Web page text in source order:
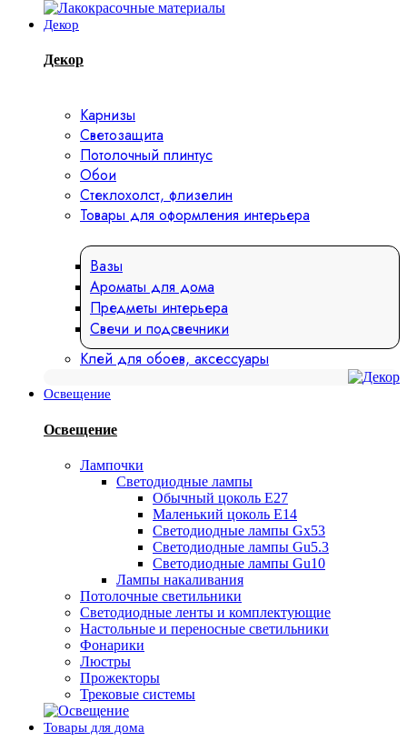
Декор
Декор
Карнизы
Светозащита
Потолочный плинтус
Обои
Стеклохолст, флизелин
Товары для оформления интерьера
Вазы
Ароматы для дома
Предметы интерьера
Свечи и подсвечники
Клей для обоев, аксессуары
Освещение
Освещение
Лампочки
Светодиодные лампы
Обычный цоколь Е27
Маленький цоколь Е14
Светодиодные лампы Gx53
Светодиодные лампы Gu5.3
Светодиодные лампы Gu10
Лампы накаливания
Потолочные светильники
Светодиодные ленты и комплектующие
Настольные и переносные светильники
Фонарики
Люстры
Прожекторы
Трековые системы
Товары для дома